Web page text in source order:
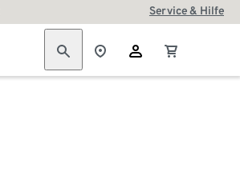
Service & Hilfe